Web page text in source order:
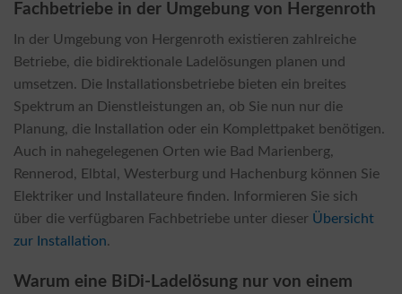
Fachbetriebe in der Umgebung von Hergenroth
In der Umgebung von Hergenroth existieren zahlreiche
Betriebe, die bidirektionale Ladelösungen planen und
umsetzen. Die Installationsbetriebe bieten ein breites
Spektrum an Dienstleistungen an, ob Sie nun nur die
Planung, die Installation oder ein Komplettpaket benötigen.
Auch in nahegelegenen Orten wie Bad Marienberg,
Rennerod, Elbtal, Westerburg und Hachenburg können Sie
Elektriker und Installateure finden. Informieren Sie sich
über die verfügbaren Fachbetriebe unter dieser Übersicht
zur Installation.
Warum eine BiDi-Ladelösung nur von einem